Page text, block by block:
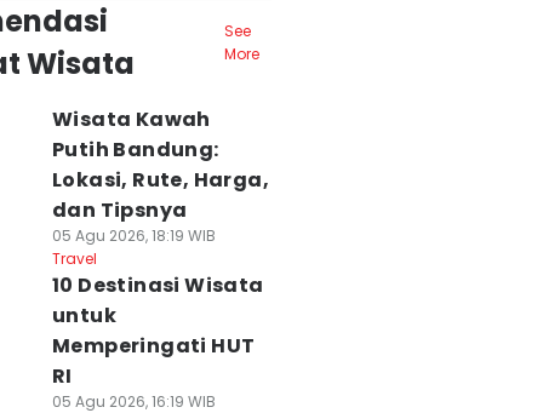
Wisata
See
More
Wisata Kawah
Putih Bandung:
Lokasi, Rute, Harga,
dan Tipsnya
05 Agu 2026, 18:19 WIB
Travel
10 Destinasi Wisata
untuk
Memperingati HUT
RI
05 Agu 2026, 16:19 WIB